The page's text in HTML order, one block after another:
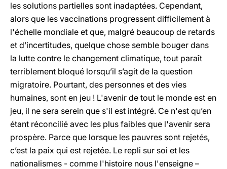
les solutions partielles sont inadaptées. Cependant,
alors que les vaccinations progressent difficilement à
l'échelle mondiale et que, malgré beaucoup de retards
et d’incertitudes, quelque chose semble bouger dans
la lutte contre le changement climatique, tout paraît
terriblement bloqué lorsqu’il s’agit de la question
migratoire. Pourtant, des personnes et des vies
humaines, sont en jeu ! L'avenir de tout le monde est en
jeu, il ne sera serein que s'il est intégré. Ce n'est qu’en
étant réconcilié avec les plus faibles que l'avenir sera
prospère. Parce que lorsque les pauvres sont rejetés,
c’est la paix qui est rejetée. Le repli sur soi et les
nationalismes - comme l'histoire nous l'enseigne –